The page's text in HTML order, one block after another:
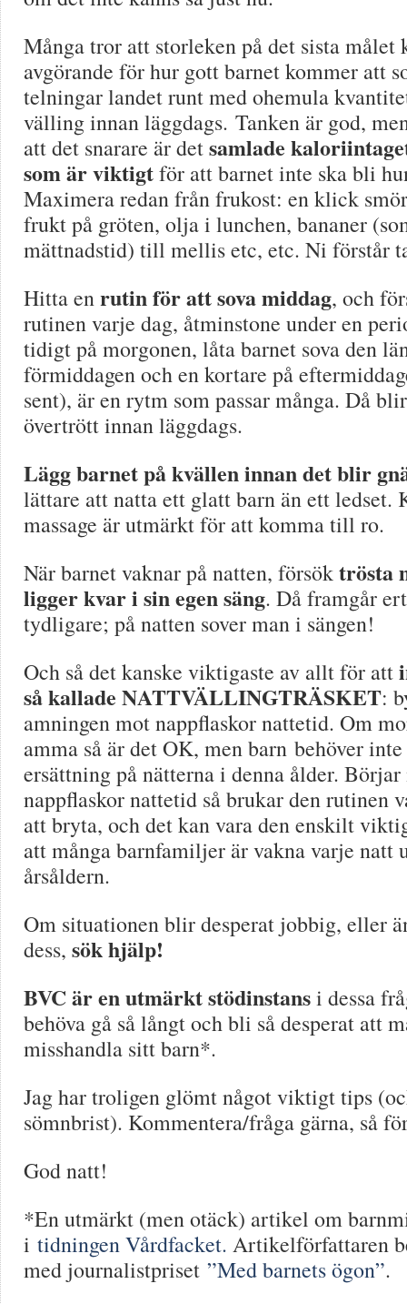
Många tror att storleken på det sista målet
avgörande för hur gott barnet kommer att
telningar landet runt med ohemula
välling innan läggdags. Tanken är god,
att det snarare är detsamlade
som är viktigtför att barnet inte ska bli
Maximera redan från frukost: en klick
frukt på gröten, olja i lunchen, bananer
mättnadstid) till mellis etc, etc. Ni förstår
Hitta enrutin för att sova middag, och
rutinen varje dag, åtminstone under en
tidigt på morgonen, låta barnet sova den
förmiddagen och en kortare på
sent), är en rytm som passar många. Då
övertrött innan läggdags.
Lägg barnet på kvällen innan det blir
lättare att natta ett glatt barn än ett ledset.
massage är utmärkt för att komma till ro.
När barnet vaknar på natten, försöktrösta
ligger kvar i sin egen säng. Då framgår
tydligare; på natten sover man i sängen!
Och så det kanske viktigaste av allt för att
så kallade NATTVÄLLINGTRÄSKET:
amningen mot nappflaskor nattetid. Om
amma så är det OK, men barn behöver
ersättning på nätterna i denna ålder. Börjar
nappflaskor nattetid så brukar den rutinen
att bryta, och det kan vara den enskilt
att många barnfamiljer är vakna varje natt
årsåldern.
Om situationen blir desperat jobbig, eller
dess, sök hjälp!
BVC är en utmärkt stödinstansi dessa
behöva gå så långt och bli så desperat att
misshandla sitt barn*.
Jag har troligen glömt något viktigt tips
sömnbrist). Kommentera/fråga gärna, så
God natt!
*En utmärkt (men otäck) artikel om
i tidningen Vårdfacket. Artikelförfattaren
med journalistpriset ”Med barnets ögon”.